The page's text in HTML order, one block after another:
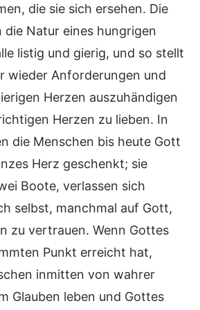
die sie sich ersehen. Die
die Natur eines hungrigen
listig und gierig, und so stellt
wieder Anforderungen und
Herzen auszuhändigen
Herzen zu lieben. In
die Menschen bis heute Gott
Herz geschenkt; sie
Boote, verlassen sich
selbst, manchmal auf Gott,
zu vertrauen. Wenn Gottes
Punkt erreicht hat,
inmitten von wahrer
Glauben leben und Gottes